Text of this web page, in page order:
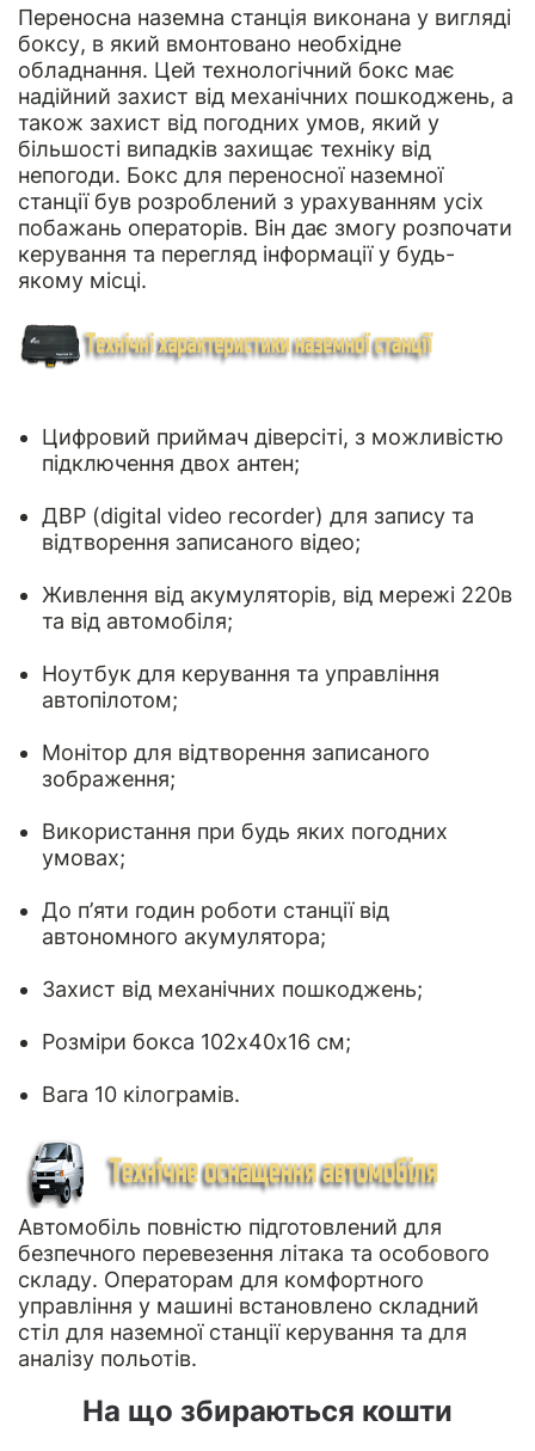
Переносна наземна станція виконана у вигляді
боксу, в який вмонтовано необхідне
обладнання. Цей технологічний бокс має
надійний захист від механічних пошкоджень, а
також захист від погодних умов, який у
більшості випадків захищає техніку від
непогоди. Бокс для переносної наземної
станції був розроблений з урахуванням усіх
побажань операторів. Він дає змогу розпочати
керування та перегляд інформації у будь-
якому місці.
Цифровий приймач діверсіті, з можливістю
підключення двох антен;
ДВР (digital video recorder) для запису та
відтворення записаного відео;
Живлення від акумуляторів, від мережі 220в
та від автомобіля;
Ноутбук для керування та управління
автопілотом;
Монітор для відтворення записаного
зображення;
Використання при будь яких погодних
умовах;
До п’яти годин роботи станції від
автономного акумулятора;
Захист від механічних пошкоджень;
Розміри бокса 102х40х16 см;
Вага 10 кілограмів.
Автомобіль повністю підготовлений для
безпечного перевезення літака та особового
складу. Операторам для комфортного
управління у машині встановлено складний
стіл для наземної станції керування та для
аналізу польотів.
На що збираються кошти